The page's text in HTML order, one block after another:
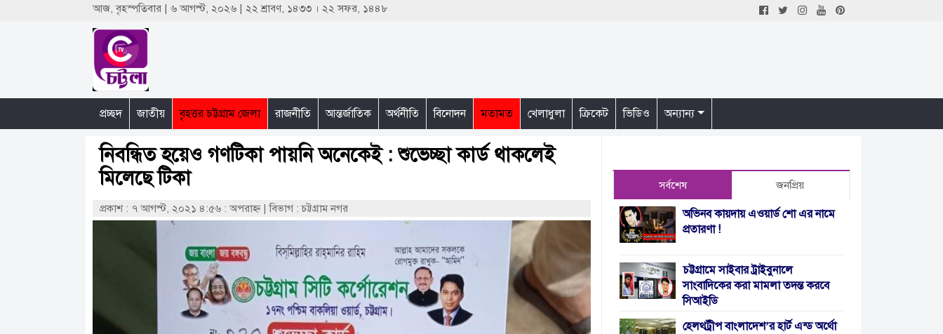
আজ, বৃহস্পতিবার | ৬ আগস্ট, ২০২৬ | ২২ শ্রাবণ, ১৪৩৩ । ২২ সফর, ১৪৪৮
প্রচ্ছদ জাতীয় বৃহত্তর চট্টগ্রাম জেলা রাজনীতি আন্তর্জাতিক অর্থনীতি বিনোদন মতামত খেলাধুলা ক্রিকেট ভিডিও অন্যান্য
নিবন্ধিত হয়েও গণটিকা পায়নি অনেকেই : শুভেচ্ছা কার্ড থাকলেই
মিলেছে টিকা
প্রকাশ : ৭ আগস্ট, ২০২১ ৪:৫৬ : অপরাহ্ণ |বিভাগ : চট্টগ্রাম নগর
সর্বশেষ জনপ্রিয়
অভিনব কায়দায় এওয়ার্ড শো এর নামে
প্রতারণা !
চট্টগ্রামে সাইবার ট্রাইবুনালে
সাংবাদিকের করা মামলা তদন্ত করবে
সিআইডি
হেলথট্রীপ বাংলাদেশ’র হার্ট এন্ড অর্থো